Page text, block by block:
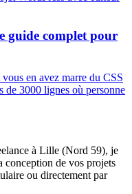
guide complet pour
en avez marre du CSS
de 3000 lignes où personne
à Lille (Nord 59), je
conception de vos projets
ou directement par